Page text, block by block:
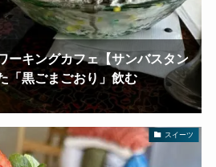
ーキングカフェ【サンバスタン
「黒ごまごおり」飲む
スイーツ